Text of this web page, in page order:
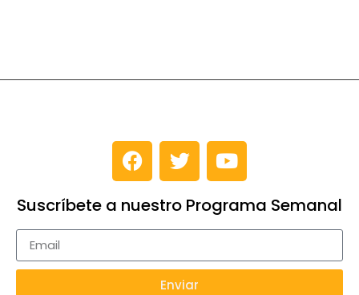
Suscríbete a nuestro Programa Semanal
Enviar